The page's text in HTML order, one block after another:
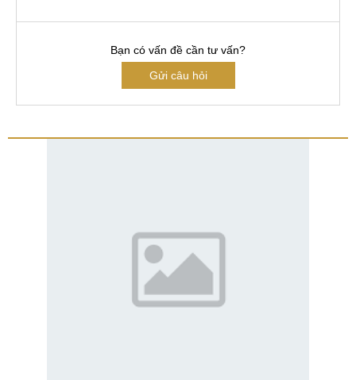
Bạn có vấn đề cần tư vấn?
Gửi câu hỏi